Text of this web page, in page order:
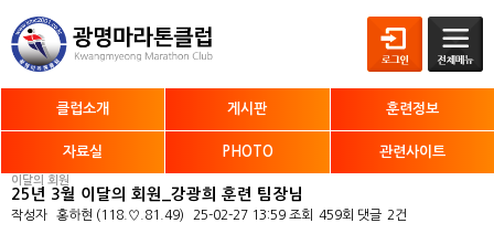
클럽소개 게시판 훈련정보
자료실 PHOTO 관련사이트
이달의 회원
25년 3월 이달의 회원_강광희 훈련 팀장님
작성자 홍하현 (118.♡.81.49) 25-02-27 13:59 조회 459회 댓글 2건